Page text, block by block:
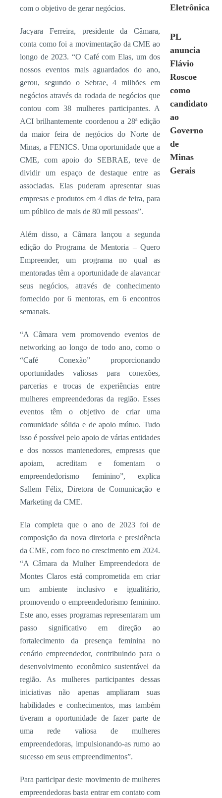
com o objetivo de gerar negócios.
Jacyara Ferreira, presidente da Câmara,
conta como foi a movimentação da CME ao
longo de 2023. “O Café com Elas, um dos
nossos eventos mais aguardados do ano,
gerou, segundo o Sebrae, 4 milhões em
negócios através da rodada de negócios que
contou com 38 mulheres participantes. A
ACI brilhantemente coordenou a 28ª edição
da maior feira de negócios do Norte de
Minas, a FENICS. Uma oportunidade que a
CME, com apoio do SEBRAE, teve de
dividir um espaço de destaque entre as
associadas. Elas puderam apresentar suas
empresas e produtos em 4 dias de feira, para
um público de mais de 80 mil pessoas”.
Além disso, a Câmara lançou a segunda
edição do Programa de Mentoria – Quero
Empreender, um programa no qual as
mentoradas têm a oportunidade de alavancar
seus negócios, através de conhecimento
fornecido por 6 mentoras, em 6 encontros
semanais.
“A Câmara vem promovendo eventos de
networking ao longo de todo ano, como o
“Café Conexão” proporcionando
oportunidades valiosas para conexões,
parcerias e trocas de experiências entre
mulheres empreendedoras da região. Esses
eventos têm o objetivo de criar uma
comunidade sólida e de apoio mútuo. Tudo
isso é possível pelo apoio de várias entidades
e dos nossos mantenedores, empresas que
apoiam, acreditam e fomentam o
empreendedorismo feminino”, explica
Sallem Félix, Diretora de Comunicação e
Marketing da CME.
Ela completa que o ano de 2023 foi de
composição da nova diretoria e presidência
da CME, com foco no crescimento em 2024.
“A Câmara da Mulher Empreendedora de
Montes Claros está comprometida em criar
um ambiente inclusivo e igualitário,
promovendo o empreendedorismo feminino.
Este ano, esses programas representaram um
passo significativo em direção ao
fortalecimento da presença feminina no
cenário empreendedor, contribuindo para o
desenvolvimento econômico sustentável da
região. As mulheres participantes dessas
iniciativas não apenas ampliaram suas
habilidades e conhecimentos, mas também
tiveram a oportunidade de fazer parte de
uma rede valiosa de mulheres
empreendedoras, impulsionando-as rumo ao
sucesso em seus empreendimentos”.
Para participar deste movimento de mulheres
empreendedoras basta entrar em contato com
Eletrônica
PL
anuncia
Flávio
Roscoe
como
candidato
ao
Governo
de
Minas
Gerais